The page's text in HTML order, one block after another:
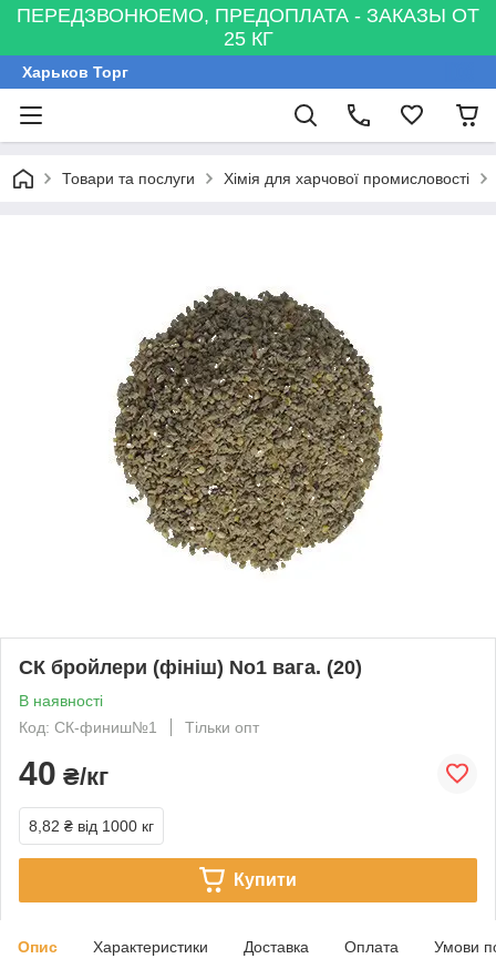
ПЕРЕДЗВОНЮЕМО, ПРЕДОПЛАТА - ЗАКАЗЫ ОТ
25 КГ
Харьков Торг
Товари та послуги Хімія для харчової промисловості
СК бройлери (фініш) No1 вага. (20)
В наявності
Код: СК-финиш№1
Тільки опт
40 ₴/кг
8,82 ₴ від 1000 кг
Купити
Опис Характеристики Доставка Оплата Умови